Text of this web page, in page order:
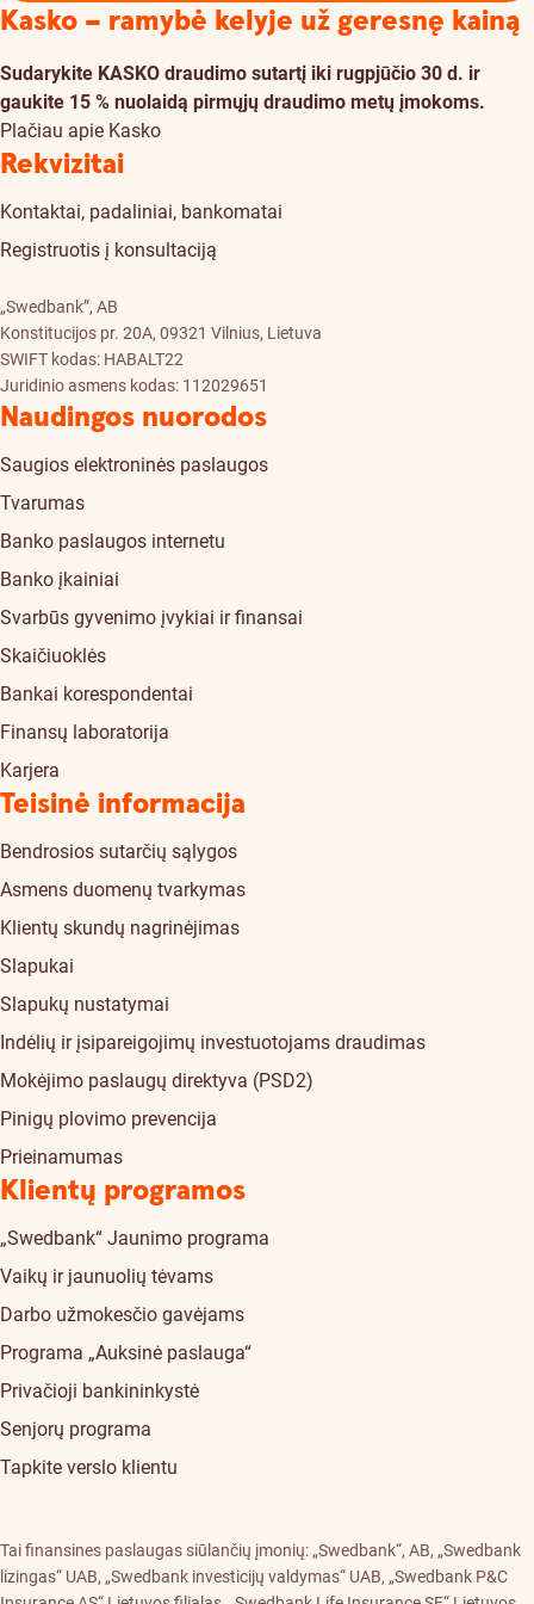
Kasko – ramybė kelyje už geresnę kainą
Sudarykite KASKO draudimo sutartį iki rugpjūčio 30 d. ir
gaukite 15 % nuolaidą pirmųjų draudimo metų įmokoms.
Plačiau apie Kasko
Rekvizitai
Kontaktai, padaliniai, bankomatai
Registruotis į konsultaciją
„Swedbank”, AB
Konstitucijos pr. 20A, 09321 Vilnius, Lietuva
SWIFT kodas: HABALT22
Juridinio asmens kodas: 112029651
Naudingos nuorodos
Saugios elektroninės paslaugos
Tvarumas
Banko paslaugos internetu
Banko įkainiai
Svarbūs gyvenimo įvykiai ir finansai
Skaičiuoklės
Bankai korespondentai
Finansų laboratorija
Karjera
Teisinė informacija
Bendrosios sutarčių sąlygos
Asmens duomenų tvarkymas
Klientų skundų nagrinėjimas
Slapukai
Slapukų nustatymai
Indėlių ir įsipareigojimų investuotojams draudimas
Mokėjimo paslaugų direktyva (PSD2)
Pinigų plovimo prevencija
Prieinamumas
Klientų programos
„Swedbank“ Jaunimo programa
Vaikų ir jaunuolių tėvams
Darbo užmokesčio gavėjams
Programa „Auksinė paslauga“
Privačioji bankininkystė
Senjorų programa
Tapkite verslo klientu
Tai finansines paslaugas siūlančių įmonių: „Swedbank“, AB, „Swedbank
lizingas“ UAB, „Swedbank investicijų valdymas“ UAB, „Swedbank P&C